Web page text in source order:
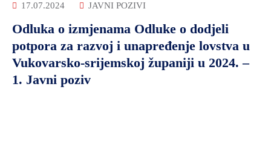
17.07.2024 JAVNI POZIVI
Odluka o izmjenama Odluke o dodjeli
potpora za razvoj i unapređenje lovstva u
Vukovarsko-srijemskoj županiji u 2024. –
1. Javni poziv